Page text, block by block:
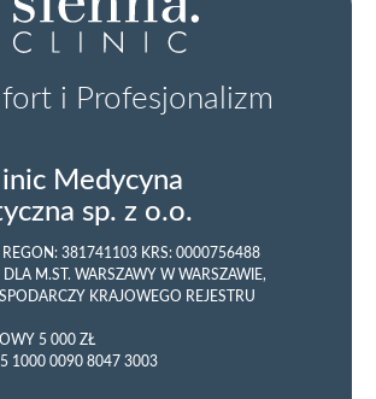
i Profesjonalizm
Medycyna
sp. z o.o.
381741103 KRS: 0000756488
M.ST. WARSZAWY W WARSZAWIE,
KRAJOWEGO REJESTRU
5 000 ZŁ
1000 0090 8047 3003